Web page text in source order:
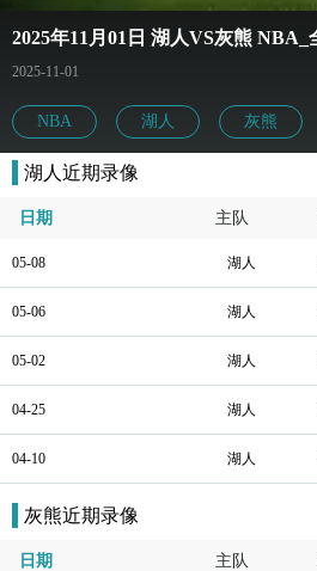
2025年11月01日 湖人VS灰熊 NBA_
2025-11-01
NBA 湖人 灰熊
湖人近期录像
日期 主队
05-08 湖人
05-06 湖人
05-02 湖人
04-25 湖人
04-10 湖人
灰熊近期录像
日期 主队